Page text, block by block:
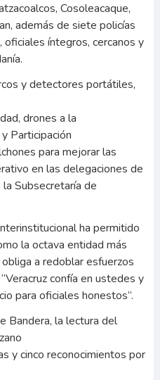
Cosoleacaque,
además de siete policías
íntegros, cercanos y
y detectores portátiles,
drones a la
Participación
para mejorar las
en las delegaciones de
Subsecretaría de
ha permitido
la octava entidad más
a redoblar esfuerzos
confía en ustedes y
para oficiales honestos”.
Bandera, la lectura del
y cinco reconocimientos por